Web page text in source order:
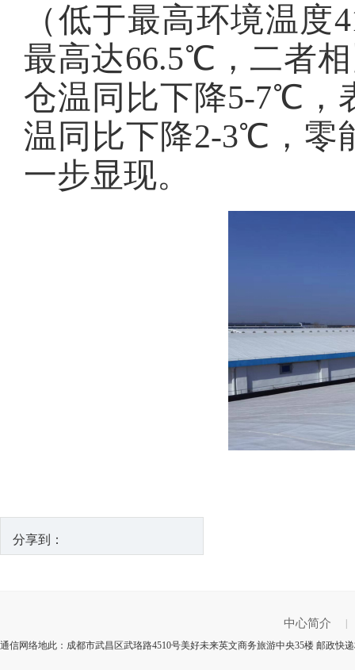
（低于最高环境温
最高达66.5℃，二者
仓温同比下降5-7℃，
温同比下降2-3℃，零
一步显现。
分享到：
中心简介
通信网络地此：成都市武昌区武珞路4510号美好未来英文商务旅游中央35楼 邮政快